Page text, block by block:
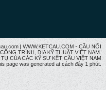
| WWW.KETCAU.COM - CẦU NỐI
TRÌNH, ĐỊA KỸ THUẬT VIỆT NAM.
CỦA CÁC KỸ SƯ KẾT CÂU VIỆT NAM
page was generated at cách đây 1 phút.